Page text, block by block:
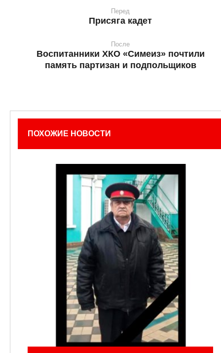
Перед
Присяга кадет
После
Воспитанники ХКО «Симеиз» почтили
память партизан и подпольщиков
ПОХОЖИЕ НОВОСТИ